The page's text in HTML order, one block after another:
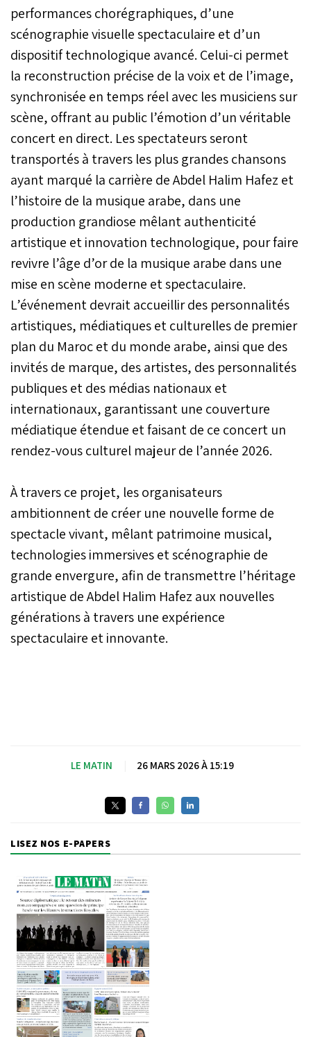
performances chorégraphiques, d’une
scénographie visuelle spectaculaire et d’un
dispositif technologique avancé. Celui-ci permet
la reconstruction précise de la voix et de l’image,
synchronisée en temps réel avec les musiciens sur
scène, offrant au public l’émotion d’un véritable
concert en direct. Les spectateurs seront
transportés à travers les plus grandes chansons
ayant marqué la carrière de Abdel Halim Hafez et
l’histoire de la musique arabe, dans une
production grandiose mêlant authenticité
artistique et innovation technologique, pour faire
revivre l’âge d’or de la musique arabe dans une
mise en scène moderne et spectaculaire.
L’événement devrait accueillir des personnalités
artistiques, médiatiques et culturelles de premier
plan du Maroc et du monde arabe, ainsi que des
invités de marque, des artistes, des personnalités
publiques et des médias nationaux et
internationaux, garantissant une couverture
médiatique étendue et faisant de ce concert un
rendez-vous culturel majeur de l’année 2026.
À travers ce projet, les organisateurs
ambitionnent de créer une nouvelle forme de
spectacle vivant, mêlant patrimoine musical,
technologies immersives et scénographie de
grande envergure, afin de transmettre l’héritage
artistique de Abdel Halim Hafez aux nouvelles
générations à travers une expérience
spectaculaire et innovante.
LE MATIN 26 MARS 2026 À 15:19
LISEZ NOS E-PAPERS